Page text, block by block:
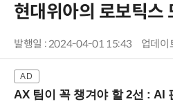
현대위아의 로보틱스
발행일 : 2024-04-01 15:43 업데
AX 팀이 꼭 챙겨야 할 2선 : AI 핀옵스(FinOps)와